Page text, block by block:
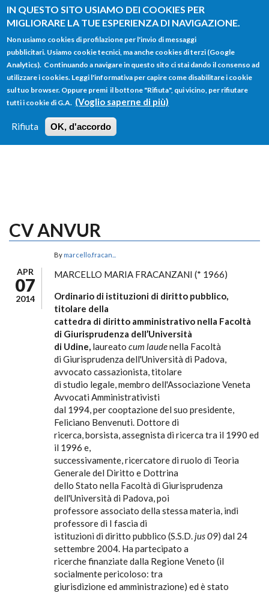
IN QUESTO SITO USIAMO DEI COOKIES PER
MIGLIORARE LA TUE ESPERIENZA DI NAVIGAZIONE.
Non usiamo cookies di profilazione per l'invio di messaggi
pubblicitari. Usiamo cookie tecnici, ma anche cookies di terzi (Google
Analytics). Continuando a navigare in questo sito ci stai dando il consenso ad
utilizzare i cookies. Leggi l'informativa per capire come disabilitare i cookie
sul tuo browser. Oppure premi il bottone "Rifiuta", qui vicino, per rifiutare
tutti i cookie di G.A. (Voglio saperne di più)
Rifiuta OK, d'accordo
Salta al contenuto principale
FORM
DI
RICERCA
Main menu
HOME TUTTI I PROFILI
LOGIN
CV ANVUR
APR
07
2014
By marcello.fracan...
MARCELLO MARIA FRACANZANI (* 1966)
Ordinario di istituzioni di diritto pubblico,
titolare della
cattedra di diritto amministrativo nella Facoltà
di Giurisprudenza dell’Università
di Udine, laureato cum laudenella Facoltà
di Giurisprudenza dell'Università di Padova,
avvocato cassazionista, titolare
di studio legale, membro dell'Associazione Veneta
Avvocati Amministrativisti
dal 1994, per cooptazione del suo presidente,
Feliciano Benvenuti. Dottore di
ricerca, borsista, assegnista di ricerca tra il 1990 ed
il 1996 e,
successivamente, ricercatore di ruolo di Teoria
Generale del Diritto e Dottrina
dello Stato nella Facoltà di Giurisprudenza
dell'Università di Padova, poi
professore associato della stessa materia, indi
professore di I fascia di
istituzioni di diritto pubblico (S.S.D.jus 09) dal 24
settembre 2004. Ha partecipato a
ricerche finanziate dalla Regione Veneto (il
socialmente pericoloso: tra
giurisdizione ed amministrazione) ed è stato